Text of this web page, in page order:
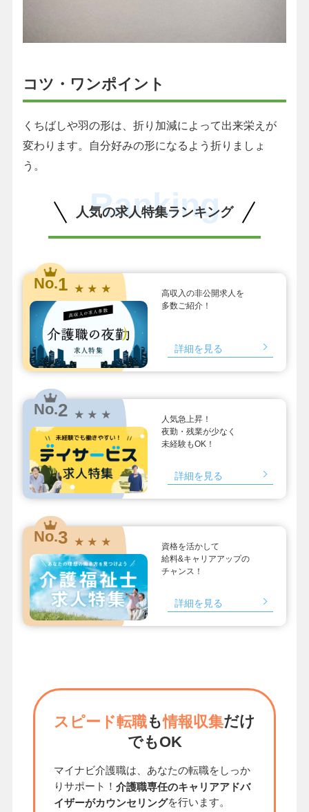
コツ・ワンポイント
くちばしや羽の形は、折り加減によって出来栄えが
変わります。自分好みの形になるよう折りましょ
う。
人気の求人特集ランキング
Ranking
No.1 ★ ★ ★
高収入の非公開求人を
多数ご紹介！
詳細を見る
No.2 ★ ★ ★
人気急上昇！
夜勤・残業が少なく
未経験もOK！
詳細を見る
No.3 ★ ★ ★
資格を活かして
給料&キャリアアップの
チャンス！
詳細を見る
スピード転職も情報収集だけ
でもOK
マイナビ介護職は、あなたの転職をしっか
りサポート！ 介護職専任のキャリアアドバ
イザーがカウンセリングを行います。